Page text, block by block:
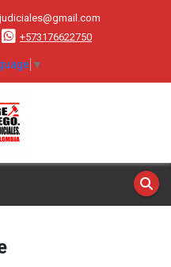
+573176622750
▼